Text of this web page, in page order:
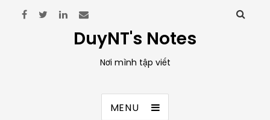
DuyNT's Notes
Nơi mình tập viết
MENU